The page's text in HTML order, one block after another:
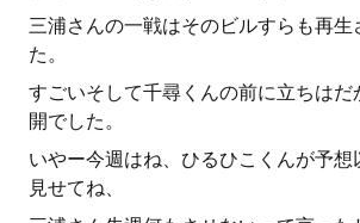
三浦さんの一戦はそのビルすらも再生
た。
すごいそして千尋くんの前に立ちはだ
開でした。
いやー今週はね、ひるひこくんが予想
見せてね、